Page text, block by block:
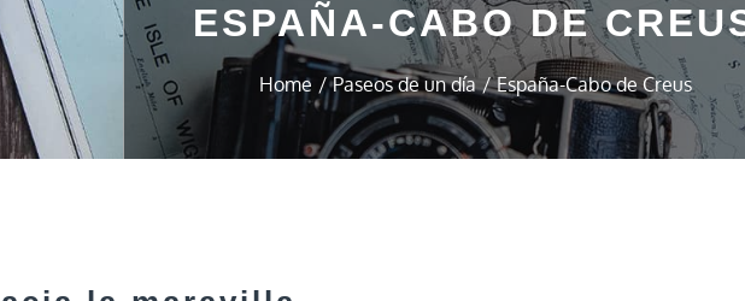
ESPAÑA-CABO DE
Home Paseos de un día España-Cabo de Creus